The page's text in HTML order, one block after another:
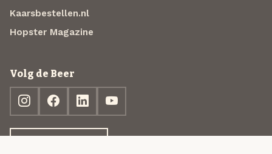
Kaarsbestellen.nl
Hopster Magazine
Volg de Beer